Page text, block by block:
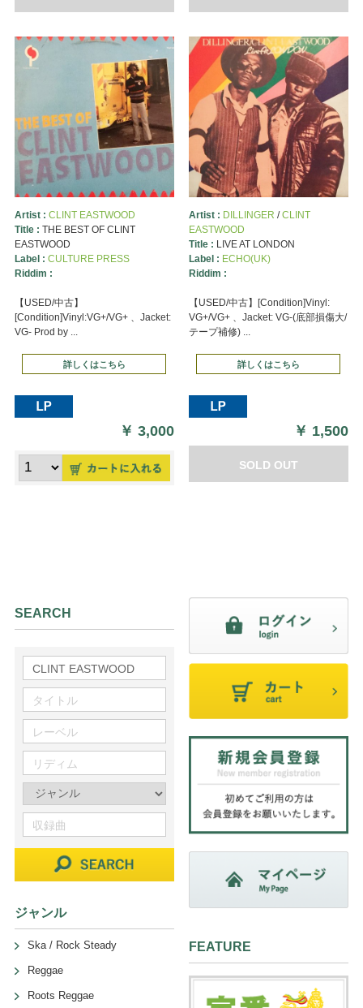
Artist : CLINT EASTWOOD
Title : THE BEST OF CLINT
EASTWOOD
Label : CULTURE PRESS
Riddim :
【USED/中古】
[Condition]Vinyl:VG+/VG+ 、Jacket:
VG- Prod by ...
詳しくはこちら
￥3,000
Artist : DILLINGER /CLINT
EASTWOOD
Title : LIVE AT LONDON
Label : ECHO(UK)
Riddim :
【USED/中古】[Condition]Vinyl:
VG+/VG+ 、Jacket: VG-(底部損傷大/
テープ補修) ...
詳しくはこちら
￥ 1,500
SOLD OUT
SEARCH
ジャンル
Ska / Rock Steady
Reggae
Roots Reggae
FEATURE